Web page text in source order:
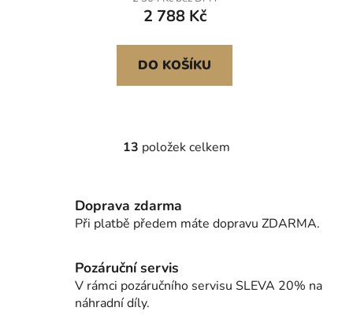
ohniště z nerezové oceli
pro venkovní ohniště na
terasu a zahradu
2 788 Kč
DO KOŠÍKU
O
á
d
í
p
13 položek celkem
Doprava zdarma
Při platbě předem máte dopravu ZDARMA.
Pozáruční servis
V rámci pozáručního servisu SLEVA 20% na
náhradní díly.